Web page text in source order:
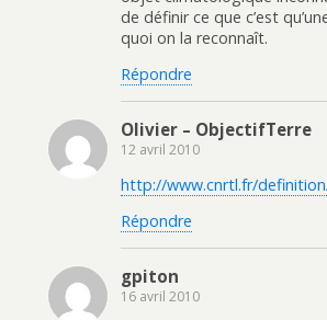
de définir ce que c’est
quoi on la reconnaît.
Répondre
Olivier – ObjectifTerre
12 avril 2010
http://www.cnrtl.fr/
Répondre
gpiton
16 avril 2010